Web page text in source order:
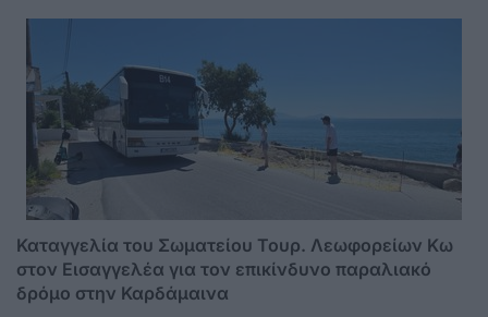
Καταγγελία του Σωματείου Τουρ. Λεωφορείων Κω
στον Εισαγγελέα για τον επικίνδυνο παραλιακό
δρόμο στην Καρδάμαινα